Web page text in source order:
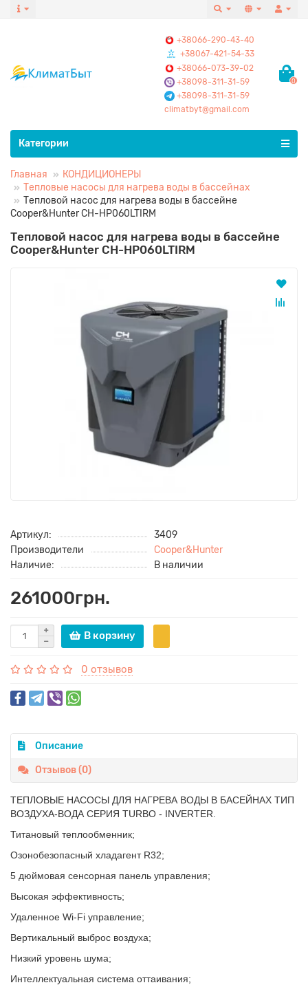
+38066-290-43-40
+38067-421-54-33
+38066-073-39-02
+38098-311-31-59
+38098-311-31-59
climatbyt@gmail.com
0
Все категории
Категории
Главная
КОНДИЦИОНЕРЫ
Тепловые насосы для нагрева воды в бассейнах
Тепловой насос для нагрева воды в бассейне
Cooper&Hunter CH-HP060LTIRM
Тепловой насос для нагрева воды в бассейне
Cooper&Hunter CH-HP060LTIRM
Артикул:
3409
Производители
Cooper&Hunter
Наличие:
В наличии
261000грн.
В корзину
0 отзывов
Описание
Отзывов (0)
ТЕПЛОВЫЕ НАСОСЫ ДЛЯ НАГРЕВА ВОДЫ В БАСЕЙНАХ ТИП
ВОЗДУХА-ВОДА СЕРИЯ TURBO - INVERTER.
Титановый теплообменник;
Озонобезопасный хладагент R32;
5 дюймовая сенсорная панель управления;
Высокая эффективность;
Удаленное Wi-Fi управление;
Вертикальный выброс воздуха;
Низкий уровень шума;
Интеллектуальная система оттаивания;